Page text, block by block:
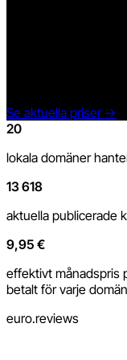
Se aktuella priser →
20
lokala domäner
13 618
aktuella publicerade
9,95 €
effektivt månadspris
betalt för varje domän
euro.reviews